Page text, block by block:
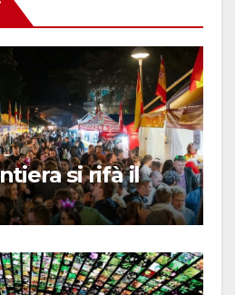
si rifà il